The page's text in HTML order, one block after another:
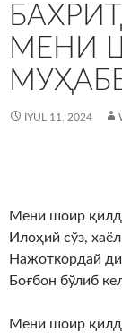
МЕНИ
İYUL 11, 2024
Мени шоир
Илоҳий сўз,
Нажоткордай
Боғбон бўлиб
Мени шоир